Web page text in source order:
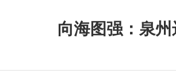
向海图强：泉